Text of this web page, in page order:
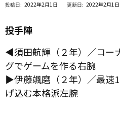
2022年2月1日 2022年2月1日
投手陣
◀︎須田航輝（２年）／コー
グでゲームを作る右腕
▶︎伊藤颯磨（２年）／最速
げ込む本格派左腕